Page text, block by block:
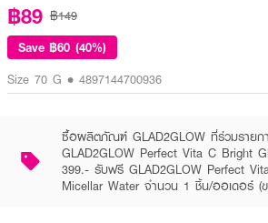
฿89 ฿149
Save ฿60 (40%)
Size 70 G • 4897144700936
ซื้อผลิตภัณฑ์ GLAD2GLOW ที่ร่วมราย
GLAD2GLOW Perfect Vita C Bright
399.- รับฟรี GLAD2GLOW Perfect
Micellar Water จำนวน 1 ชิ้น/ออเดอร์ (